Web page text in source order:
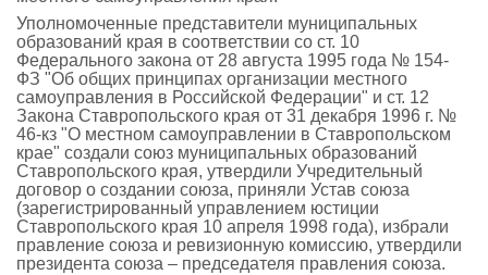
Уполномоченные представители муниципальных
образований края в соответствии со ст. 10
Федерального закона от 28 августа 1995 года № 154-
ФЗ "Об общих принципах организации местного
самоуправления в Российской Федерации" и ст. 12
Закона Ставропольского края от 31 декабря 1996 г. №
46-кз "О местном самоуправлении в Ставропольском
крае" создали союз муниципальных образований
Ставропольского края, утвердили Учредительный
договор о создании союза, приняли Устав союза
(зарегистрированный управлением юстиции
Ставропольского края 10 апреля 1998 года), избрали
правление союза и ревизионную комиссию, утвердили
президента союза – председателя правления союза.